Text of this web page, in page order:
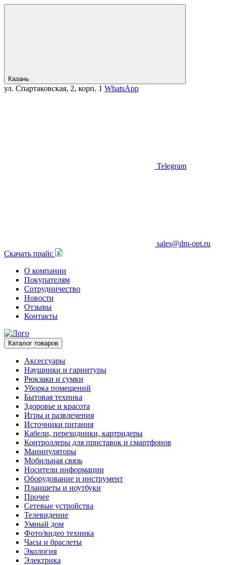
Казань
ул. Спартаковская, 2, корп. 1 WhatsApp
Telegram
sales@dm-opt.ru
Скачать прайс
О компании
Покупателям
Сотрудничество
Новости
Отзывы
Контакты
Каталог товаров
Аксессуары
Наушники и гарнитуры
Рюкзаки и сумки
Уборка помещений
Бытовая техника
Здоровье и красота
Игры и развлечения
Источники питания
Кабели, переходники, картридеры
Контроллеры для приставок и смартфонов
Манипуляторы
Мобильная связь
Носители информации
Оборудование и инструмент
Планшеты и ноутбуки
Прочее
Сетевые устройства
Телевидение
Умный дом
Фото/видео техника
Часы и браслеты
Экология
Электрика